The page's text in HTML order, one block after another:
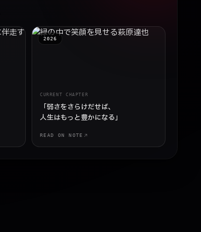
2026
CURRENT CHAPTER
「弱さをさらけだせば、
人生はもっと豊かになる」
READ ON NOTE